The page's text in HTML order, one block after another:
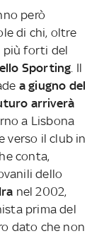
però
di chi, oltre
più forti del
Sporting . Il
a giugno del
arriverà
a Lisbona
verso il club in
conta,
dello
nel 2002,
prima del
dato che non